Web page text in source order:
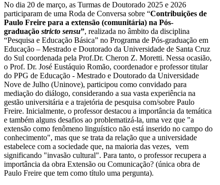
No dia 20 de março, as Turmas de Doutorado 2025 e 2026
participaram de uma Roda de Conversa sobre “Contribuições de
Paulo Freire para a extensão (comunitária) na Pós-
graduação stricto sensu”, realizada no âmbito da disciplina
“Pesquisa e Educação Básica” no Programa de Pós-graduação em
Educação – Mestrado e Doutorado da Universidade de Santa Cruz
do Sul coordenada pela Prof.Dr. Cheron Z. Moretti. Nessa ocasião,
o Prof. Dr. José Eustáquio Romão, coordenador e professor titular
do PPG de Educação - Mestrado e Doutorado da Universidade
Nove de Julho (Uninove), participou como convidado para
mediação do diálogo, considerando a sua vasta experiência na
gestão universitária e a trajetória de pesquisa com/sobre Paulo
Freire. Inicialmente, o professor destacou a importância da temática
e também alguns desafios ao problematizá-la, uma vez que "a
extensão como fenômeno linguístico não está inserido no campo do
conhecimento", mas que se trata da relação que a universidade
estabelece com a sociedade que, na maioria das vezes, vem
significando "invasão cultural". Para tanto, o professor recupera a
importância da obra Extensão ou Comunicação? (única obra de
Paulo Freire que tem como título uma pergunta).